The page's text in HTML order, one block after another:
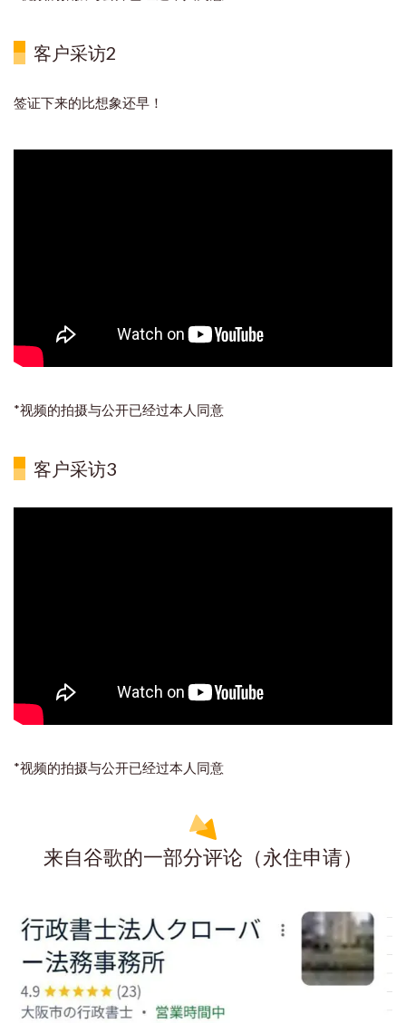
客户采访2
签证下来的比想象还早！
*视频的拍摄与公开已经过本人同意
客户采访3
*视频的拍摄与公开已经过本人同意
来自谷歌的一部分评论（永住申请）